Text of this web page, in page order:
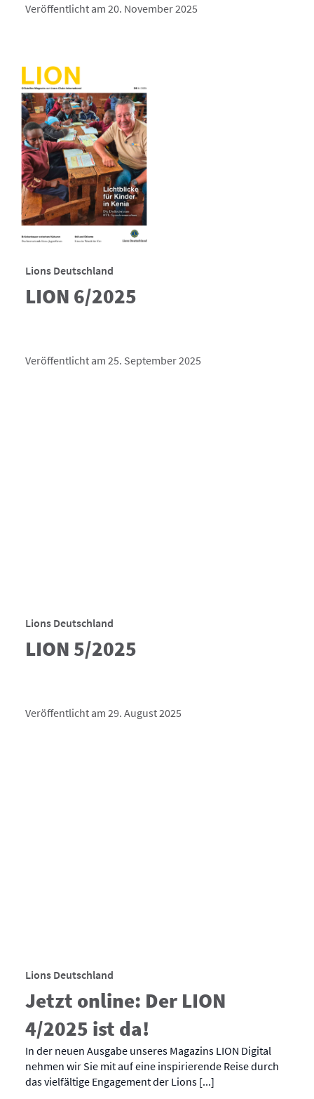
Veröffentlicht am 20. November 2025
Lions Deutschland
LION 6/2025
Veröffentlicht am 25. September 2025
Lions Deutschland
LION 5/2025
Veröffentlicht am 29. August 2025
Lions Deutschland
Jetzt online: Der LION
4/2025 ist da!
In der neuen Ausgabe unseres Magazins LION Digital
nehmen wir Sie mit auf eine inspirierende Reise durch
das vielfältige Engagement der Lions [...]